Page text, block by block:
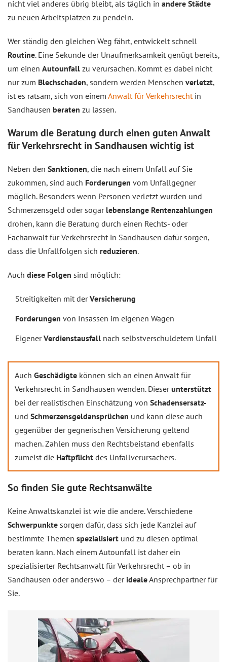
nicht viel anderes übrig bleibt, als täglich in andere Städte
zu neuen Arbeitsplätzen zu pendeln.
Wer ständig den gleichen Weg fährt, entwickelt schnell
Routine. Eine Sekunde der Unaufmerksamkeit genügt bereits,
um einen Autounfall zu verursachen. Kommt es dabei nicht
nur zum Blechschaden, sondern werden Menschen verletzt,
ist es ratsam, sich von einem Anwalt für Verkehrsrecht in
Sandhausen beraten zu lassen.
Warum die Beratung durch einen guten Anwalt
für Verkehrsrecht in Sandhausen wichtig ist
Neben den Sanktionen, die nach einem Unfall auf Sie
zukommen, sind auch Forderungen vom Unfallgegner
möglich. Besonders wenn Personen verletzt wurden und
Schmerzensgeld oder sogar lebenslange Rentenzahlungen
drohen, kann die Beratung durch einen Rechts- oder
Fachanwalt für Verkehrsrecht in Sandhausen dafür sorgen,
dass die Unfallfolgen sich reduzieren.
Auch diese Folgen sind möglich:
Streitigkeiten mit derVersicherung
Forderungen von Insassen im eigenen Wagen
EigenerVerdienstausfall nach selbstverschuldetem Unfall
Auch Geschädigte können sich an einen Anwalt für
Verkehrsrecht in Sandhausen wenden. Dieserunterstützt
bei der realistischen Einschätzung von Schadensersatz-
und Schmerzensgeldansprüchen und kann diese auch
gegenüber der gegnerischen Versicherung geltend
machen. Zahlen muss den Rechtsbeistand ebenfalls
zumeist die Haftpflicht des Unfallverursachers.
So finden Sie gute Rechtsanwälte
Keine Anwaltskanzlei ist wie die andere. Verschiedene
Schwerpunkte sorgen dafür, dass sich jede Kanzlei auf
bestimmte Themen spezialisiert und zu diesen optimal
beraten kann. Nach einem Autounfall ist daher ein
spezialisierter Rechtsanwalt für Verkehrsrecht – ob in
Sandhausen oder anderswo – der idealeAnsprechpartner für
Sie.